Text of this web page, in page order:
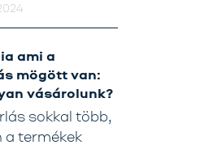
ami a
mögött van:
vásárolunk?
sokkal több,
termékek